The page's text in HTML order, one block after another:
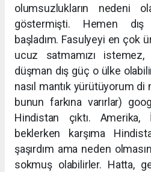
olumsuzlukların nedeni
göstermişti. Hemen dış
başladım. Fasulyeyi en çok
ucuz satmamızı
düşman dış güç o ülke
nasıl mantık yürütüyorum di
bunun farkına varırlar)
Hindistan çıktı.
beklerken karşıma
şaşırdım ama neden
sokmuş olabilirler. Hatta,